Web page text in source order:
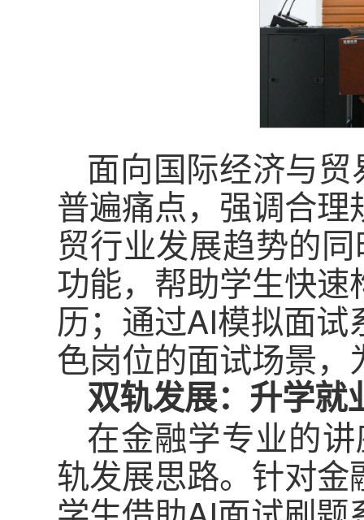
面向国际经济与贸
普遍痛点，强调合
贸行业发展趋势的
功能，帮助学生快
历；通过AI模拟面
色岗位的面试场景
双轨发展：升学就
在金融学专业的
轨发展思路。针对